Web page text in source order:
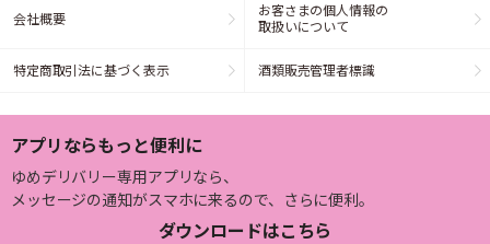
会社概要
お客さまの個人情報の
取扱いについて
特定商取引法に基づく表示 酒類販売管理者標識
アプリならもっと便利に
ゆめデリバリー専用アプリなら、
メッセージの通知がスマホに来るので、さらに便利。
ダウンロードはこちら